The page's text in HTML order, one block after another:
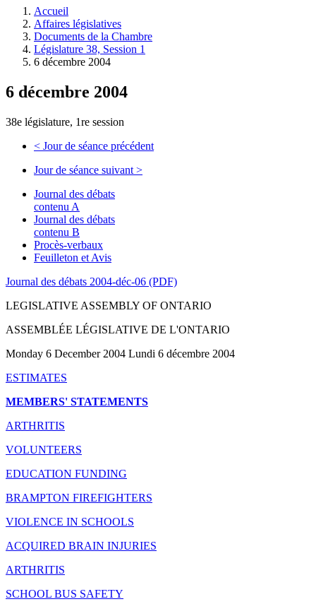
législative.
Accueil
Affaires législatives
Documents de la Chambre
Législature 38, Session 1
6 décembre 2004
6 décembre 2004
38e législature, 1re session
< Jour de séance précédent
Jour de séance suivant >
Journal des débats
contenu A
Journal des débats
contenu B
Procès-verbaux
Feuilleton et Avis
Journal des débats 2004-déc-06 (PDF)
LEGISLATIVE ASSEMBLY OF ONTARIO
ASSEMBLÉE LÉGISLATIVE DE L'ONTARIO
Monday 6 December 2004 Lundi 6 décembre 2004
ESTIMATES
MEMBERS' STATEMENTS
ARTHRITIS
VOLUNTEERS
EDUCATION FUNDING
BRAMPTON FIREFIGHTERS
VIOLENCE IN SCHOOLS
ACQUIRED BRAIN INJURIES
ARTHRITIS
SCHOOL BUS SAFETY